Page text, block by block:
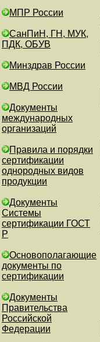
МПР России
СанПиН, ГН, МУК,
ПДК, ОБУВ
Минздрав России
МВД России
Документы
международных
организаций
Правила и порядки
сертификации
однородных видов
продукции
Документы
Системы
сертификации ГОСТ
Р
Основополагающие
документы по
сертификации
Документы
Правительства
Российской
Федерации